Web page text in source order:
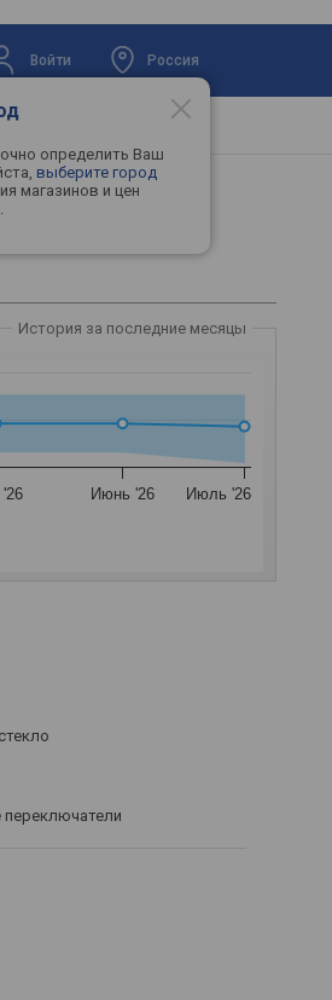
Войти Россия
определить Ваш
выберите город
магазинов и цен
История за последние месяцы
Июнь '26 Июль '26